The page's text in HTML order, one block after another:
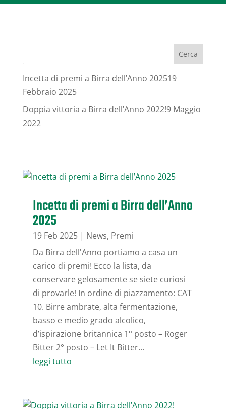
Cerca
Incetta di premi a Birra dell’Anno 202519
Febbraio 2025
Doppia vittoria a Birra dell’Anno 2022!9 Maggio
2022
Incetta di premi a Birra dell’Anno
2025
19 Feb 2025| News, Premi
Da Birra dell'Anno portiamo a casa un
carico di premi! Ecco la lista, da
conservare gelosamente se siete curiosi
di provarle! In ordine di piazzamento: CAT
10. Birre ambrate, alta fermentazione,
basso e medio grado alcolico,
d’ispirazione britannica 1° posto – Roger
Bitter 2° posto – Let It Bitter...
leggi tutto